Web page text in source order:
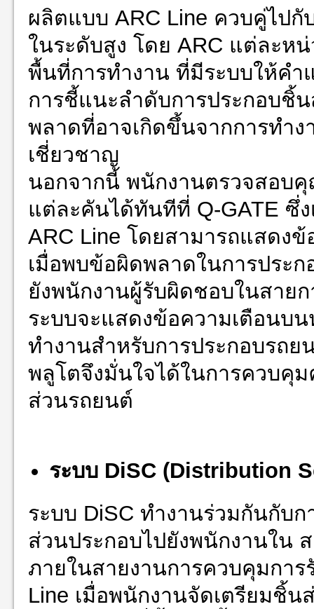
ผลิตแบบ ARC Line ควบคู่ไป
ในระดับสูง โดย ARC แต่ละห
พื้นที่การทำงาน ที่มีระบบให้คำ
การชี้แนะลำดับการประกอบชิ้
พลาดที่อาจเกิดขึ้นจากการทำ
เชี่ยวชาญ
นอกจากนี้ พนักงานตรวจสอบ
แต่ละคันได้ทันทีที่ Q-GATE ซึ่
ARC Line โดยสามารถแสดง
เมื่อพบข้อผิดพลาดในการประ
ยังพนักงานผู้รับผิดชอบในสาย
ระบบจะแสดงข้อความเตือนบ
ทำงานสำหรับการประกอบรถ
พลูโตจึงมั่นใจได้ในการควบคุ
ส่วนรถยนต์
ระบบ DiSC (Distribution
ระบบ DiSC ทำงานร่วมกันกับ
ส่วนประกอบไปยังพนักงานใน
ภายในสายงานการควบคุมกา
Line เมื่อพนักงานจัดเตรียมชิ้